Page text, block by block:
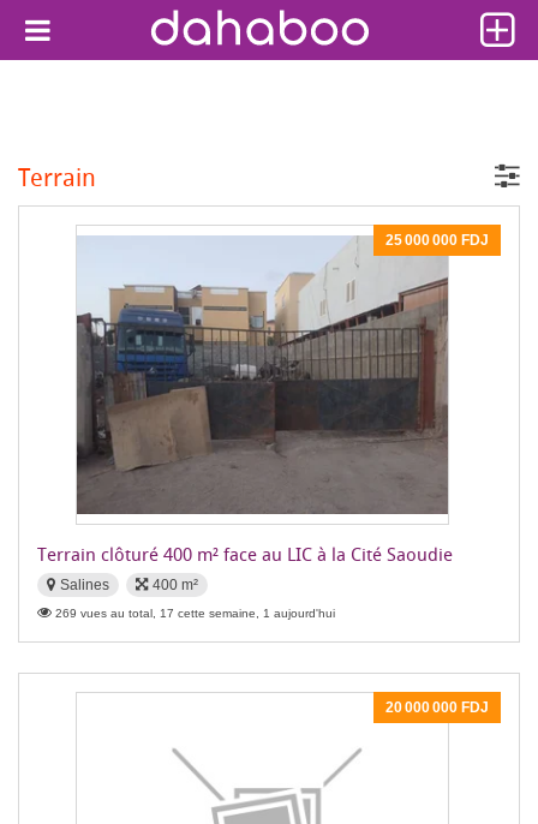
Terrain
25 000 000 FDJ
Terrain clôturé 400 m² face au LIC à la Cité Saoudie
Salines 400 m²
269 vues au total, 17 cette semaine, 1 aujourd'hui
20 000 000 FDJ